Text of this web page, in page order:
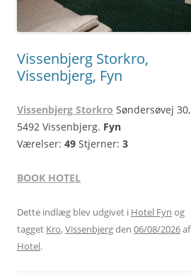
Vissenbjerg Storkro,
Vissenbjerg, Fyn
Vissenbjerg Storkro Søndersøvej 30,
5492 Vissenbjerg. Fyn
Værelser: 49 Stjerner: 3
BOOK HOTEL
Dette indlæg blev udgivet i Hotel Fyn og
tagget Kro,Vissenbjergden 06/08/2026af
Hotel.